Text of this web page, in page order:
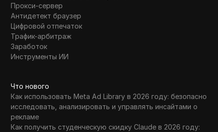
Прокси-сервер
Антидетект браузер
Цифровой отпечаток
Трафик-арбитраж
Заработок
Инструменты ИИ
Что нового
Как использовать Meta Ad Library в 2026 году: безопасно
исследовать, анализировать и управлять инсайтами о
рекламе
Как получить студенческую скидку Claude в 2026 году: